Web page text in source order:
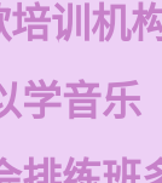
训机
学音乐